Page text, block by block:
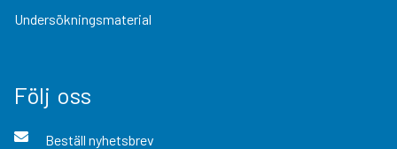
Undersökningsmaterial
Följ oss
Beställ nyhetsbrev